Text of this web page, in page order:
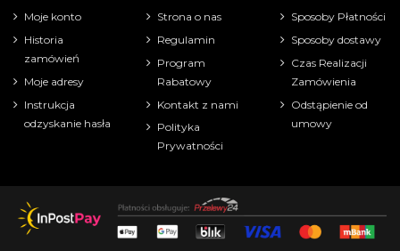
Cena
zł
akcesoria
Producenci
Moje konto
Historia
zamówień
Moje adresy
Instrukcja
odzyskanie hasła
Strona o nas
Regulamin
Program
Rabatowy
Kontakt z nami
Polityka
Prywatności
Sposoby Płatności
Sposoby dostawy
Czas Realizacji
Zamówienia
Odstąpienie od
umowy